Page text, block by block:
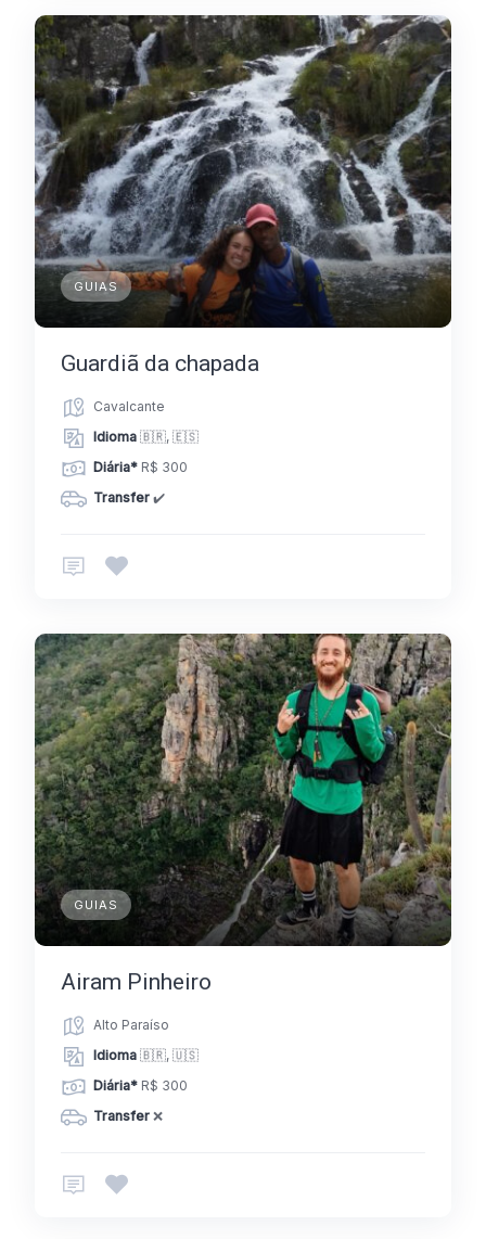
GUIAS
Guardiã da chapada
Cavalcante
Idioma 🇧🇷, 🇪🇸
Diária* R$ 300
Transfer ✔️
GUIAS
Airam Pinheiro
Alto Paraíso
Idioma 🇧🇷, 🇺🇸
Diária* R$ 300
Transfer ❌